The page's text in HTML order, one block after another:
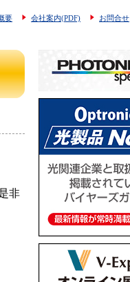
要 会社案内(PDF) お問合せ
非